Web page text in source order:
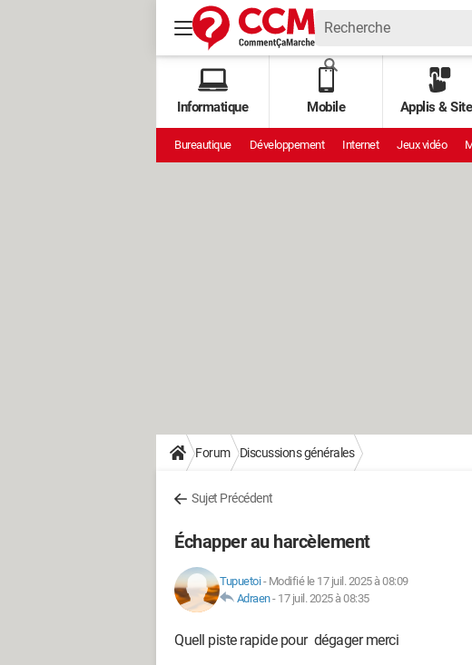
Informatique Mobile Applis &
Bureautique Développement Internet Jeux vidéo
Forum Discussions générales
Sujet Précédent
Échapper au harcèlement
Tupuetoi- Modifié le 17 juil. 2025 à 08:09
Adraen- 17 juil. 2025 à 08:35
Quell piste rapide pour dégager merci